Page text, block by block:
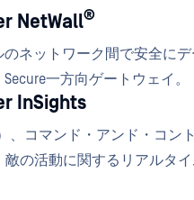
NetWall®
ネットワーク間で安全にデ
一方向ゲートウェイ。
InSights
、コマンド・アンド・コン
敵の活動に関するリアルタ